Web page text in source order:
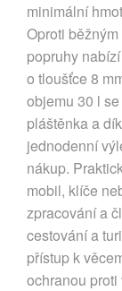
minimální
Oproti
popruhy
o tloušťce 8
objemu 30 l
pláštěnka a
jednodenní
nákup.
mobil, klíče
zpracování a
cestování a
přístup k
ochranou